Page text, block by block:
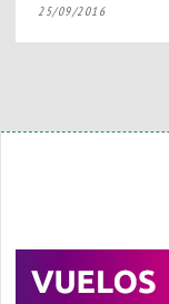
25/09/2016